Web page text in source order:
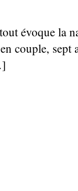
évoque la
couple, sept